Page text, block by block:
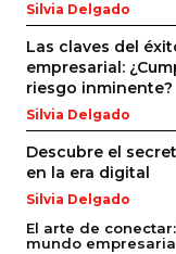
Silvia Delgado
Las claves del
empresarial:
riesgo inminente?
Silvia Delgado
Descubre el
en la era digital
Silvia Delgado
El arte de
mundo